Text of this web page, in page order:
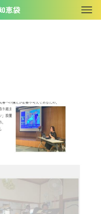
恵袋